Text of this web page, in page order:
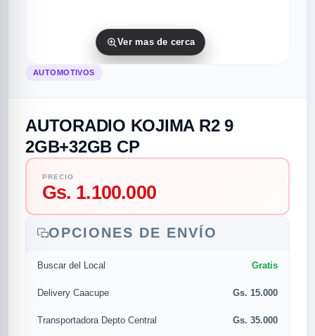
categorias
POPULARES
Ver mas de cerca
AUTOMOTIVOS
AUTORADIO KOJIMA R2 9
2GB+32GB CP
PRECIO
Gs. 1.100.000
OPCIONES DE ENVÍO
Buscar del Local Gratis
Delivery Caacupe Gs. 15.000
Transportadora Depto Central Gs. 35.000